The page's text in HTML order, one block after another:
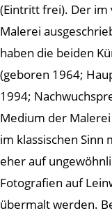
(Eintritt frei). Der im
Malerei
haben die beiden
(geboren 1964;
1994;
Medium der
im klassischen Sinn
eher auf
Fotografien auf
übermalt werden.